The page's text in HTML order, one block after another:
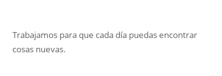
Trabajamos para que cada día puedas encontrar
cosas nuevas.